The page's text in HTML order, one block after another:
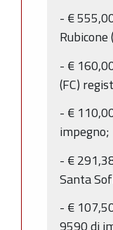
- €
- €
(FC)
- €
impegno;
- €
Santa
- €
9590 di